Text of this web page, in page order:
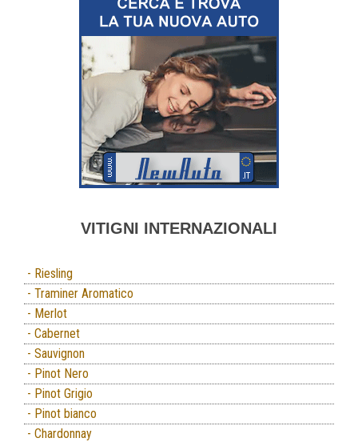
VITIGNI INTERNAZIONALI
- Riesling
- Traminer Aromatico
- Merlot
- Cabernet
- Sauvignon
- Pinot Nero
- Pinot Grigio
- Pinot bianco
- Chardonnay